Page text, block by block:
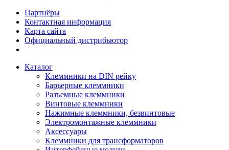
Партнёры
Контактная информация
Карта сайта
Официальный дистрибьютор
Каталог
Клеммники на DIN рейку
Барьерные клеммники
Разъемные клеммники
Винтовые клеммники
Нажимные клеммники, безвинтовые
Электромонтажные клеммники
Аксессуары
Клеммники для трансформаторов